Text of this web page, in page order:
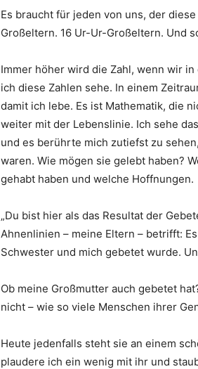
Es braucht für jeden von uns, der
Großeltern. 16 Ur-Ur-Großeltern. Und
Immer höher wird die Zahl, wenn wir
ich diese Zahlen sehe. In einem
damit ich lebe. Es ist Mathematik, die
weiter mit der Lebenslinie. Ich sehe
und es berührte mich zutiefst zu
waren. Wie mögen sie gelebt haben?
gehabt haben und welche Hoffnungen.
„Du bist hier als das Resultat der
Ahnenlinien – meine Eltern – betrifft:
Schwester und mich gebetet wurde.
Ob meine Großmutter auch gebetet
nicht – wie so viele Menschen ihrer
Heute jedenfalls steht sie an einem
plaudere ich ein wenig mit ihr und